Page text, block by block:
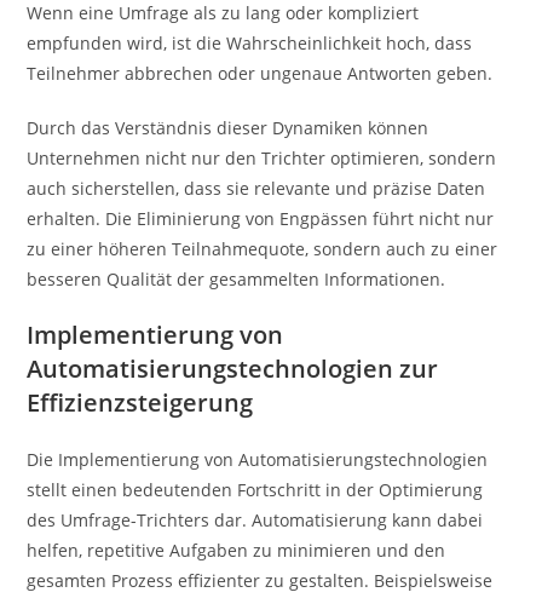
Wenn eine Umfrage als zu lang oder kompliziert
empfunden wird, ist die Wahrscheinlichkeit hoch, dass
Teilnehmer abbrechen oder ungenaue Antworten geben.
Durch das Verständnis dieser Dynamiken können
Unternehmen nicht nur den Trichter optimieren, sondern
auch sicherstellen, dass sie relevante und präzise Daten
erhalten. Die Eliminierung von Engpässen führt nicht nur
zu einer höheren Teilnahmequote, sondern auch zu einer
besseren Qualität der gesammelten Informationen.
Implementierung von
Automatisierungstechnologien zur
Effizienzsteigerung
Die Implementierung von Automatisierungstechnologien
stellt einen bedeutenden Fortschritt in der Optimierung
des Umfrage-Trichters dar. Automatisierung kann dabei
helfen, repetitive Aufgaben zu minimieren und den
gesamten Prozess effizienter zu gestalten. Beispielsweise